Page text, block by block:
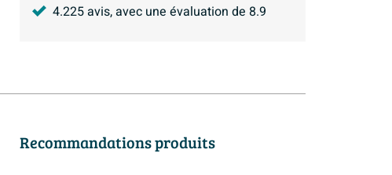
4.225avis, avec une évaluation de 8.9
Recommandations produits